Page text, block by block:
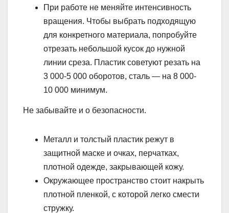
При работе не меняйте интенсивность
вращения. Чтобы выбрать подходящую
для конкретного материала, попробуйте
отрезать небольшой кусок до нужной
линии среза. Пластик советуют резать на
3 000-5 000 оборотов, сталь — на 8 000-
10 000 минимум.
Не забывайте и о безопасности.
Металл и толстый пластик режут в
защитной маске и очках, перчатках,
плотной одежде, закрывающей кожу.
Окружающее пространство стоит накрыть
плотной пленкой, с которой легко смести
стружку.